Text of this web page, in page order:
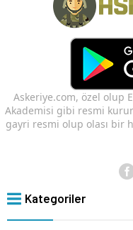
Askeriye.com, özel olup
Akademisi gibi resmi
gayri resmi olup olası bir
Kategoriler